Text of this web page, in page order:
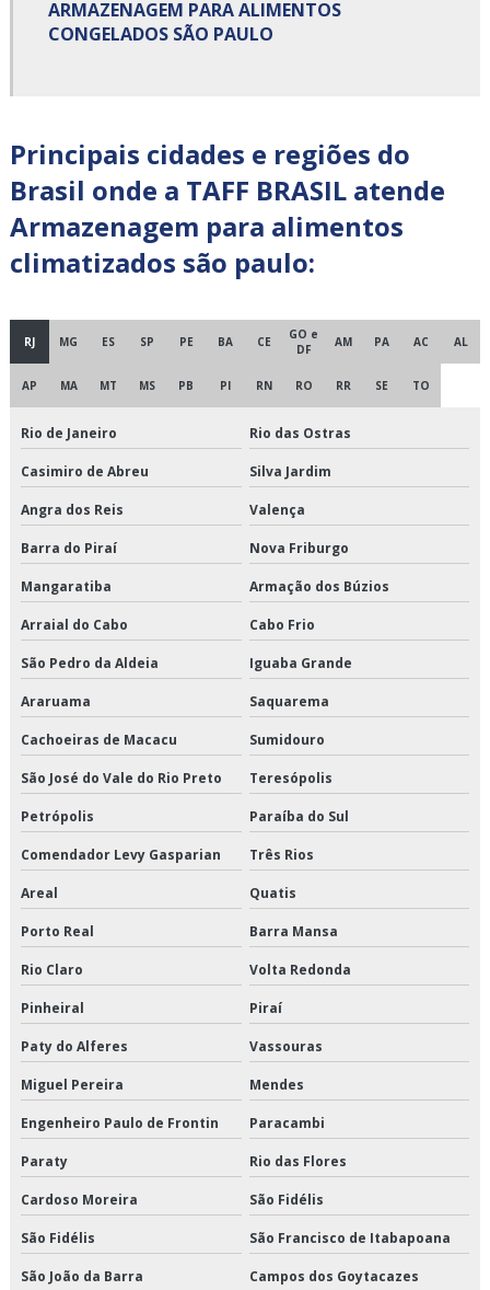
Carga fracionada transportadora
Centro de distribuição cross docking
Cross docking empresas
Cross docking fornecedores
Cross docking preço
Cross docking transportadora
Cross docking transporte
Cross docking valor
Crossdocking em são paulo
Crossdocking preço
Crossdocking valor
Distribuição de alimentos climatizados em sp
Distribuição de alimentos climatizados preço
Distribuição de alimentos climatizados são paulo
Distribuição de alimentos climatizados valor
Distribuição de alimentos congelados em sp
Distribuição de alimentos congelados preço
Distribuição de alimentos congelados valor
Distribuição de alimentos refrigerados em sp
Distribuição de alimentos refrigerados preço
Distribuição de alimentos refrigerados são paulo
Distribuição de alimentos refrigerados valor
Distribuição de cargas logística
ARMAZENAGEM PARA ALIMENTOS
CONGELADOS SÃO PAULO
Principais cidades e regiões do
Brasil onde a TAFF BRASIL atende
Armazenagem para alimentos
climatizados são paulo:
RJ MG ES SP PE BA CE
GO e
DF
AM PA AC AL
AP MA MT MS PB PI RN RO RR SE TO
Rio de Janeiro Rio das Ostras
Casimiro de Abreu Silva Jardim
Angra dos Reis Valença
Barra do Piraí Nova Friburgo
Mangaratiba Armação dos Búzios
Arraial do Cabo Cabo Frio
São Pedro da Aldeia Iguaba Grande
Araruama Saquarema
Cachoeiras de Macacu Sumidouro
São José do Vale do Rio Preto Teresópolis
Petrópolis Paraíba do Sul
Comendador Levy Gasparian Três Rios
Areal Quatis
Porto Real Barra Mansa
Rio Claro Volta Redonda
Pinheiral Piraí
Paty do Alferes Vassouras
Miguel Pereira Mendes
Engenheiro Paulo de Frontin Paracambi
Paraty Rio das Flores
Cardoso Moreira São Fidélis
São Fidélis São Francisco de Itabapoana
São João da Barra Campos dos Goytacazes